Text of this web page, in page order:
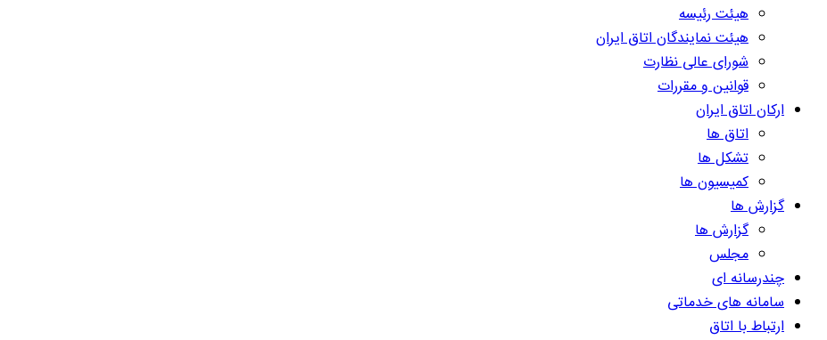
هیئت رئیسه
هیئت نمایندگان اتاق ایران
شورای عالی نظارت
قوانین و مقررات
ارکان اتاق ایران
اتاق ها
تشکل ها
کمیسیون ها
گزارش ها
گزارش ها
مجلس
چندرسانه ای
سامانه های خدماتی
ارتباط با اتاق